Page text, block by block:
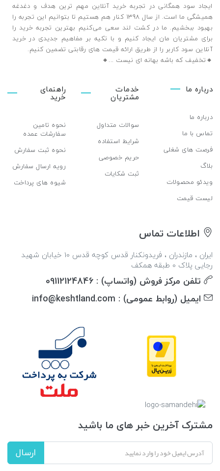
ایجاد سود همگانی در تجربه خرید آنلاین مهم ترین هدف و دغدغه
همیشگی ما است. از سال 1398 کنار هم هستیم تا بتوانیم این تجربه را
بهبود ببخشیم. ما در کشت لند سعی می‌کنیم بهترین تجربه خرید را
برای مشتریان مان ایجاد کنیم و با تکیه بر مفاهیم جدیدی در خرید
آنلاین سود کاربر را از طریق ارائه قیمت های رقابتی تضمین ‌کنیم.
🔸تخفیف که باشه بهانه ای نیست ...🔸️
درباره ما
درباره ما
تماس با ما
فرصت های شغلی
بلاگ
ویدئو محصولات
لیست قیمت
خدمات
مشتریان
سوالات متداول
شرایط استفاده
حریم خصوصی
ثبت شکایات
راهنمای
خرید
نحوه تامین
سفارشات عمده
نحوه ثبت سفارش
رویه ارسال سفارش
شیوه های پرداخت
اطلاعات تماس
ایران ، مازندران ، فریدونکنار قدس کوچه قدس 10 خیابان شهید
رجایی پلاک 0 طبقه همکف
تلفن مرکز فروش (واتساپ) : 09112124846
ایمیل (روابط عمومی) : info@keshtland.com
مشترک آخرین خبر های ما باشید
ارسال